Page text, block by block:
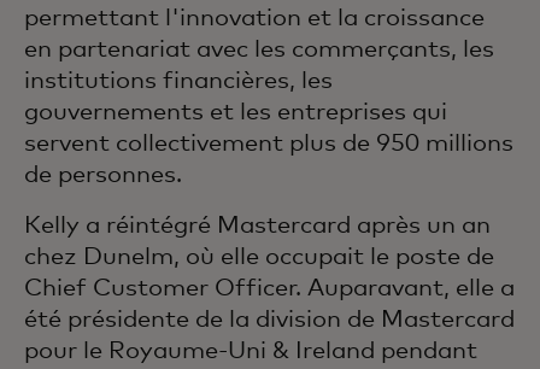
permettant l'innovation et la croissance
en partenariat avec les commerçants, les
institutions financières, les
gouvernements et les entreprises qui
servent collectivement plus de 950 millions
de personnes.
Kelly a réintégré Mastercard après un an
chez Dunelm, où elle occupait le poste de
Chief Customer Officer. Auparavant, elle a
été présidente de la division de Mastercard
pour le Royaume-Uni & Ireland pendant